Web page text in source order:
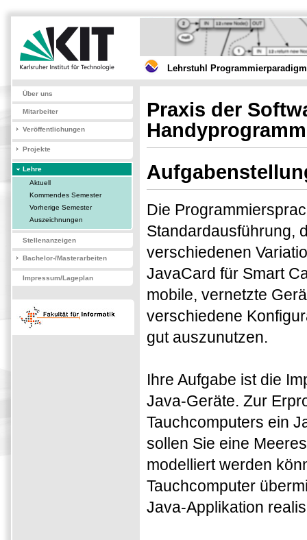
Lehrstuhl
Über uns
Mitarbeiter
Veröffentlichungen
Projekte
Lehre
Aktuell
Kommendes Semester
Vorherige Semester
Auszeichnungen
Stellenanzeigen
Bachelor-/Masterarbeiten
Impressum/Lageplan
Praxis der
Die
Standardausführung,
verschiedenen
JavaCard für Smart
mobile, vernetzte
verschiedene
gut auszunutzen.
Ihre Aufgabe ist die
Java-Geräte. Zur
Tauchcomputers ein
sollen Sie eine
modelliert werden
Tauchcomputer
Java-Applikation